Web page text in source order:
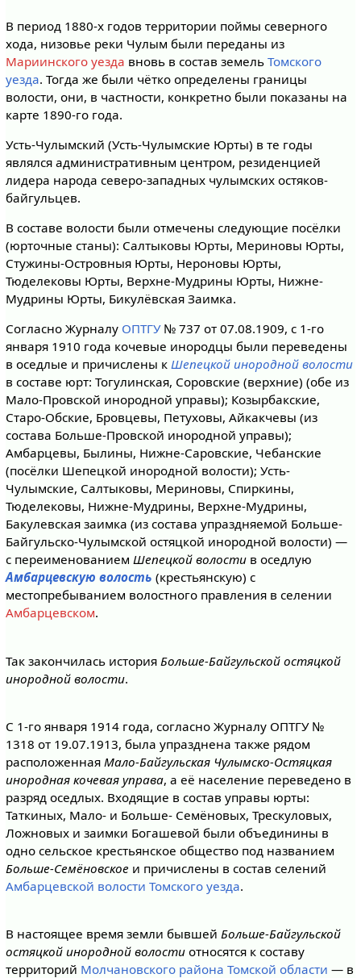
В период 1880-х годов территории поймы северного
хода, низовье реки Чулым были переданы из
Мариинского уезда вновь в состав земель Томского
уезда. Тогда же были чётко определены границы
волости, они, в частности, конкретно были показаны на
карте 1890-го года.
Усть-Чулымский (Усть-Чулымские Юрты) в те годы
являлся административным центром, резиденцией
лидера народа северо-западных чулымских остяков-
байгульцев.
В составе волости были отмечены следующие посёлки
(юрточные станы): Салтыковы Юрты, Мериновы Юрты,
Стужины-Островныя Юрты, Нероновы Юрты,
Тюделековы Юрты, Верхне-Мудрины Юрты, Нижне-
Мудрины Юрты, Бикулёвская Заимка.
Согласно Журналу ОПТГУ№ 737 от 07.08.1909, с 1-го
января 1910 года кочевые инородцы были переведены
в оседлые и причислены к Шепецкой инородной волости
в составе юрт: Тогулинская, Соровские (верхние) (обе из
Мало-Провской инородной управы); Козырбакские,
Старо-Обские, Бровцевы, Петуховы, Айкакчевы (из
состава Больше-Провской инородной управы);
Амбарцевы, Былины, Нижне-Саровские, Чебанские
(посёлки Шепецкой инородной волости); Усть-
Чулымские, Салтыковы, Мериновы, Спиркины,
Тюделековы, Нижне-Мудрины, Верхне-Мудрины,
Бакулевская заимка (из состава упраздняемой Больше-
Байгульско-Чулымской остяцкой инородной волости) —
с переименованием Шепецкой волостив оседлую
Амбарцевскую волость (крестьянскую) с
местопребыванием волостного правления в селении
Амбарцевском.
Так закончилась история Больше-Байгульской остяцкой
инородной волости.
С 1-го января 1914 года, согласно Журналу ОПТГУ №
1318 от 19.07.1913, была упразднена также рядом
расположенная Мало-Байгульская Чулымско-Остяцкая
инородная кочевая управа, а её население переведено в
разряд оседлых. Входящие в состав управы юрты:
Таткиных, Мало- и Больше- Семёновых, Трескуловых,
Ложновых и заимки Богашевой были объединины в
одно сельское крестьянское общество под названием
Больше-Семёновское и причислены в состав селений
Амбарцевской волости Томского уезда.
В настоящее время земли бывшей Больше-Байгульской
остяцкой инородной волостиотносятся к составу
территорий Молчановского района Томской области — в